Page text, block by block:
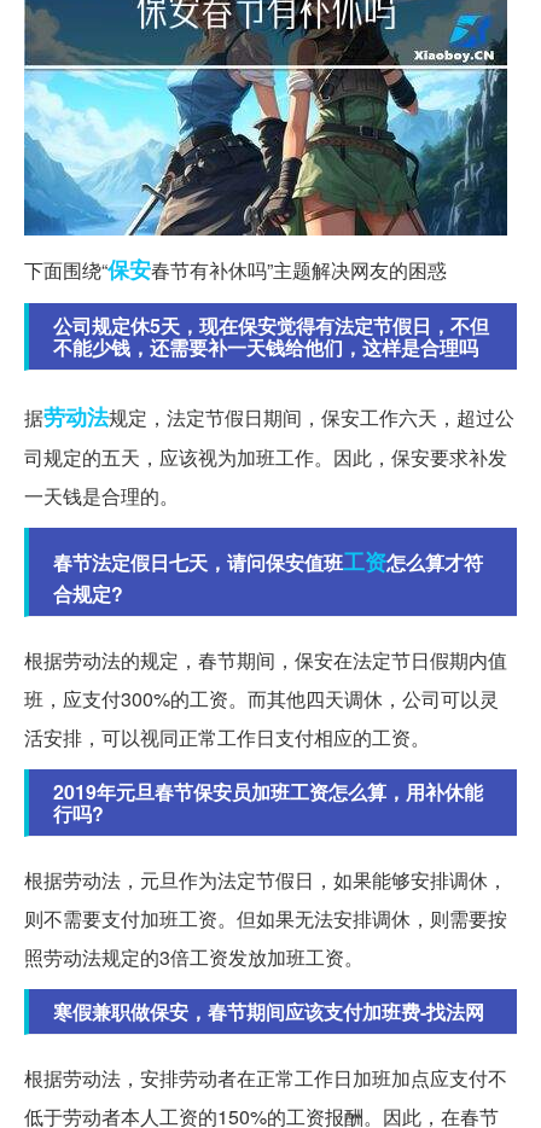
下面围绕“保安春节有补休吗”主题解决网友的困惑
公司规定休5天，现在保安觉得有法定节假日，不但
不能少钱，还需要补一天钱给他们，这样是合理吗
据劳动法规定，法定节假日期间，保安工作六天，超过公
司规定的五天，应该视为加班工作。因此，保安要求补发
一天钱是合理的。
春节法定假日七天，请问保安值班工资怎么算才符
合规定?
根据劳动法的规定，春节期间，保安在法定节日假期内值
班，应支付300%的工资。而其他四天调休，公司可以灵
活安排，可以视同正常工作日支付相应的工资。
2019年元旦春节保安员加班工资怎么算，用补休能
行吗?
根据劳动法，元旦作为法定节假日，如果能够安排调休，
则不需要支付加班工资。但如果无法安排调休，则需要按
照劳动法规定的3倍工资发放加班工资。
寒假兼职做保安，春节期间应该支付加班费-找法网
根据劳动法，安排劳动者在正常工作日加班加点应支付不
低于劳动者本人工资的150%的工资报酬。因此，在春节